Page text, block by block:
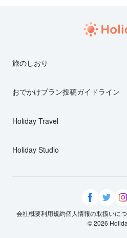
旅のしおり
おでかけプラン投稿ガイドライン
Holiday Travel
Holiday Studio
会社概要利用規約個人情報の取扱いに
© 2026